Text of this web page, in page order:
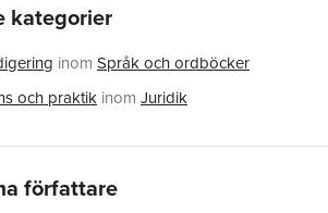
kategorier
inom Språk och ordböcker
och praktik inom Juridik
författare